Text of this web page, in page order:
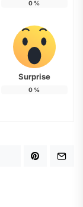
0 %
Surprise
0 %